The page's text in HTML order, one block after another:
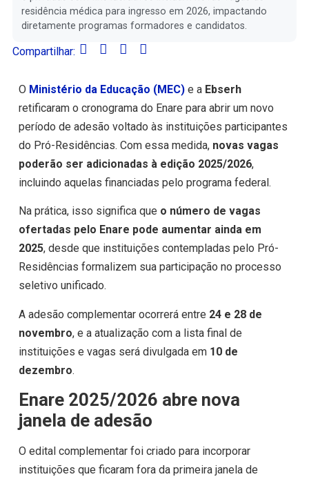
residência médica para ingresso em 2026, impactando
diretamente programas formadores e candidatos.
Compartilhar:
O Ministério da Educação (MEC)e a Ebserh
retificaram o cronograma do Enare para abrir um novo
período de adesão voltado às instituições participantes
do Pró-Residências. Com essa medida, novas vagas
poderão ser adicionadas à edição 2025/2026,
incluindo aquelas financiadas pelo programa federal.
Na prática, isso significa que o número de vagas
ofertadas pelo Enare pode aumentar ainda em
2025, desde que instituições contempladas pelo Pró-
Residências formalizem sua participação no processo
seletivo unificado.
A adesão complementar ocorrerá entre 24 e 28 de
novembro, e a atualização com a lista final de
instituições e vagas será divulgada em 10 de
dezembro.
Enare 2025/2026 abre nova
janela de adesão
O edital complementar foi criado para incorporar
instituições que ficaram fora da primeira janela de